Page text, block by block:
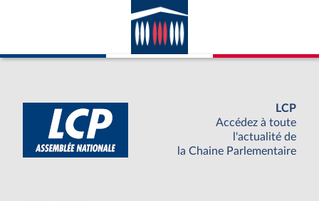
considéré à l’ONU.
LCP
Accédez à toute
l'actualité de
la Chaine Parlementaire